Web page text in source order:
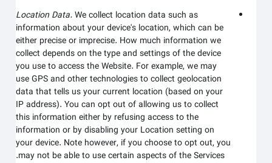
Location Data.We collect location data such as
information about your device's location, which can be
either precise or imprecise. How much information we
collect depends on the type and settings of the device
you use to access theWebsite. For example, we may
use GPS and other technologies to collect geolocation
data that tells us your current location (based on your
IP address). You can opt out of allowing us to collect
this information either by refusing access to the
information or by disabling your Location setting on
your device. Note however, if you choose to opt out, you
may not be able to use certain aspects of the Services.